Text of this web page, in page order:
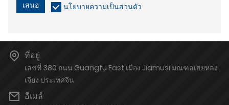
เสนอ นโยบายความเป็นส่วนตัว
ที่อยู่
เลขที่ 380 ถนน Guangfu East เมือง Jiamusi มณฑลเฮยหลง
เจียง ประเทศจีน
อีเมล์